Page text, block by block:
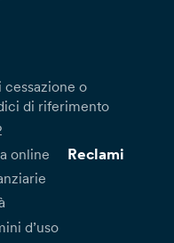
cessazione o
di riferimento
online Reclami
d’uso